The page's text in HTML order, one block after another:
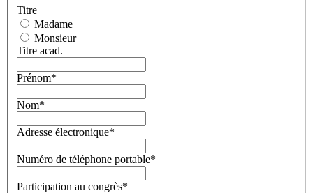
Titre
Madame
Monsieur
Titre acad.
Prénom*
Nom*
Adresse électronique*
Numéro de téléphone portable*
Participation au congrès*